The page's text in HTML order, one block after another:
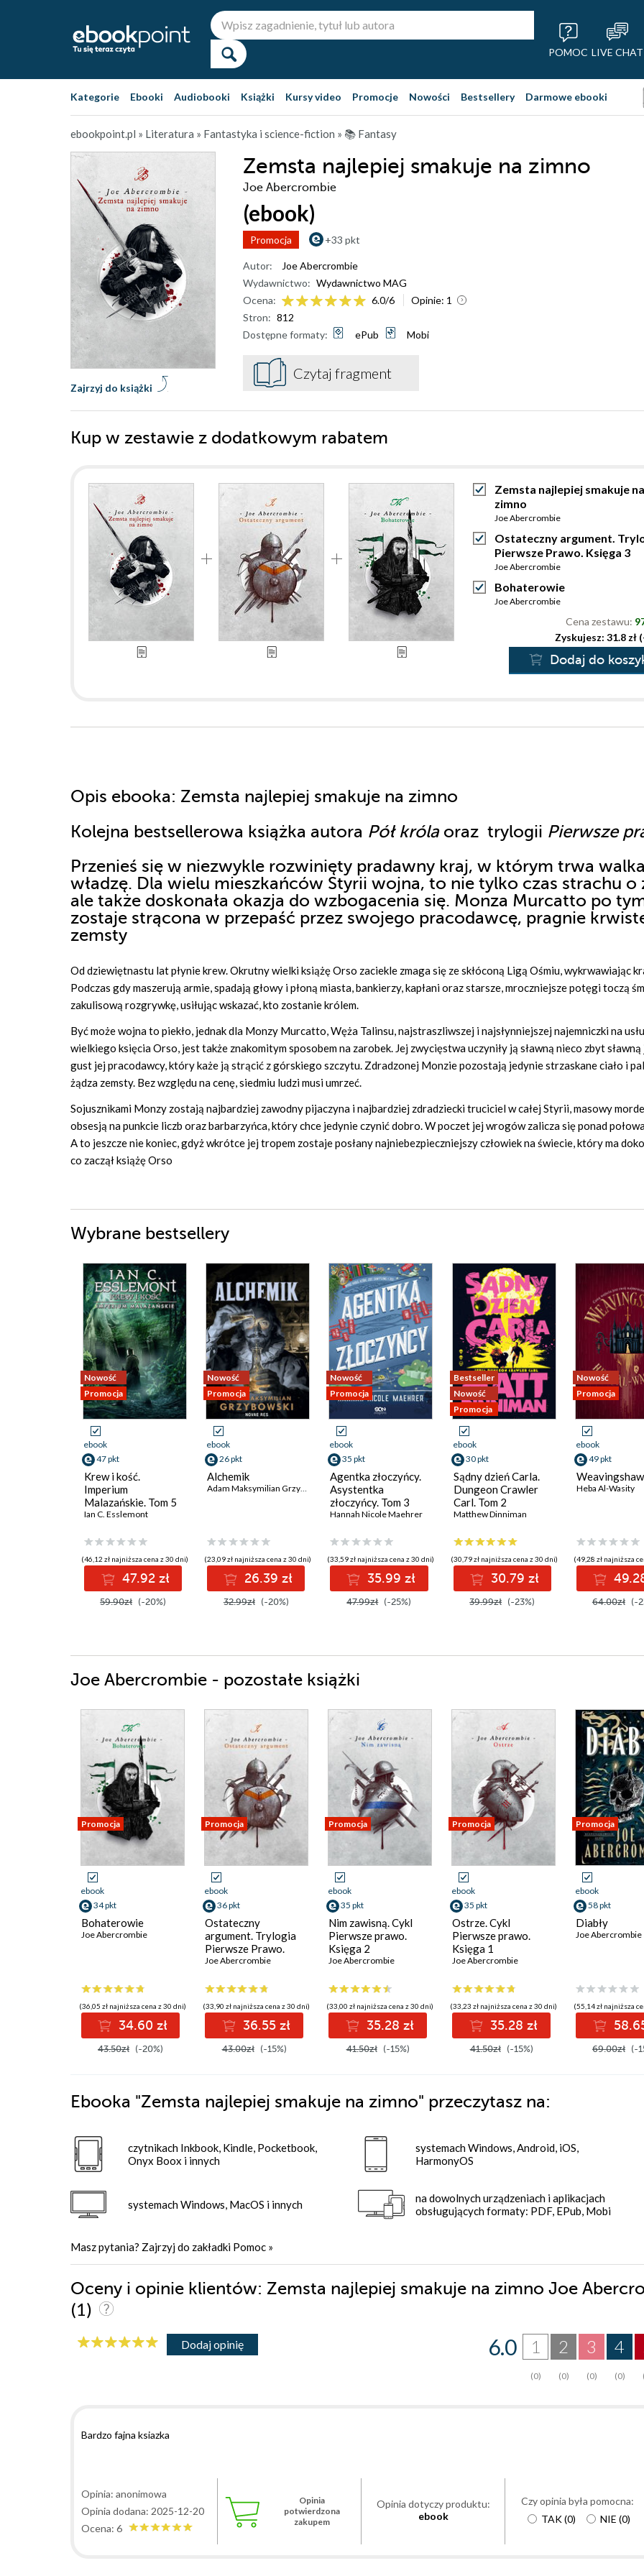
POMOC LIVE CHAT
Kategorie Ebooki Audiobooki Książki Kursy video Promocje Nowości Bestsellery Darmowe ebooki
ebookpoint.pl » Literatura » Fantastyka i science-fiction » 📚 Fantasy
Zemsta najlepiej smakuje na zimno
Joe Abercrombie
(ebook)
Promocja +33 pkt
Zajrzyj do książki
Autor:
Joe Abercrombie
Wydawnictwo: Wydawnictwo MAG
Ocena:
6.0/6 Opinie: 1
Stron: 812
Dostępne formaty:
ePub Mobi
Czytaj fragment
Kup w zestawie z dodatkowym rabatem
Zemsta najlepiej smakuje na
zimno
Joe Abercrombie
Ostateczny argument.
Pierwsze Prawo. Księga 3
Joe Abercrombie
Bohaterowie
Joe Abercrombie
Cena zestawu:
Zyskujesz: 31.8 zł
Dodaj do
Opis ebooka: Zemsta najlepiej smakuje na zimno
Kolejna bestsellerowa książka autora Pół królaoraz trylogii Pierwsze
Przenieś się w niezwykle rozwinięty pradawny kraj, w którym trwa
władzę. Dla wielu mieszkańców Styrii wojna, to nie tylko czas strachu o
ale także doskonała okazja do wzbogacenia się. Monza Murcatto po
zostaje strącona w przepaść przez swojego pracodawcę, pragnie
zemsty
Od dziewiętnastu lat płynie krew. Okrutny wielki książę Orso zaciekle zmaga się ze skłóconą Ligą Ośmiu, wykrwawiając
Podczas gdy maszerują armie, spadają głowy i płoną miasta, bankierzy, kapłani oraz starsze, mroczniejsze potęgi toczą
zakulisową rozgrywkę, usiłując wskazać, kto zostanie królem.
Być może wojna to piekło, jednak dla Monzy Murcatto, Węża Talinsu, najstraszliwszej i najsłynniejszej najemniczki na
wielkiego księcia Orso, jest także znakomitym sposobem na zarobek. Jej zwycięstwa uczyniły ją sławną nieco zbyt sławną
gust jej pracodawcy, który każe ją strącić z górskiego szczytu. Zdradzonej Monzie pozostają jedynie strzaskane ciało i
żądza zemsty. Bez względu na cenę, siedmiu ludzi musi umrzeć.
Sojusznikami Monzy zostają najbardziej zawodny pijaczyna i najbardziej zdradziecki truciciel w całej Styrii, masowy
obsesją na punkcie liczb oraz barbarzyńca, który chce jedynie czynić dobro. W poczet jej wrogów zalicza się ponad
A to jeszcze nie koniec, gdyż wkrótce jej tropem zostaje posłany najniebezpieczniejszy człowiek na świecie, który ma
co zaczął książę Orso
Wybrane bestsellery
Nowość
Promocja
ebook
47 pkt
Krew i kość.
Imperium
Malazańskie. Tom 5
Ian C. Esslemont
(46,12 zł najniższa cena z 30 dni)
47.92 zł
59.90zł (-20%)
Nowość
Promocja
ebook
26 pkt
Alchemik
Adam Maksymilian Grzybowski
(23,09 zł najniższa cena z 30 dni)
26.39 zł
32.99zł (-20%)
Nowość
Promocja
ebook
35 pkt
Agentka złoczyńcy.
Asystentka
złoczyńcy. Tom 3
Hannah Nicole Maehrer
(33,59 zł najniższa cena z 30 dni)
35.99 zł
47.99zł (-25%)
Bestseller
Nowość
Promocja
ebook
30 pkt
Sądny dzień Carla.
Dungeon Crawler
Carl. Tom 2
Matthew Dinniman
(30,79 zł najniższa cena z 30 dni)
30.79 zł
39.99zł (-23%)
Nowość
Promocja
ebook
49 pkt
Weavingshaw
Heba Al-Wasity
(49,28 zł najniższa
64.00zł (-
Joe Abercrombie - pozostałe książki
Promocja
ebook
34 pkt
Bohaterowie
Joe Abercrombie
(36,05 zł najniższa cena z 30 dni)
34.60 zł
43.50zł (-20%)
Promocja
ebook
36 pkt
Ostateczny
argument. Trylogia
Pierwsze Prawo.
Księga 3
Joe Abercrombie
(33,90 zł najniższa cena z 30 dni)
36.55 zł
43.00zł (-15%)
Promocja
ebook
35 pkt
Nim zawisną. Cykl
Pierwsze prawo.
Księga 2
Joe Abercrombie
(33,00 zł najniższa cena z 30 dni)
35.28 zł
41.50zł (-15%)
Promocja
ebook
35 pkt
Ostrze. Cykl
Pierwsze prawo.
Księga 1
Joe Abercrombie
(33,23 zł najniższa cena z 30 dni)
35.28 zł
41.50zł (-15%)
Promocja
ebook
58 pkt
Diabły
Joe Abercrombie
(55,14 zł najniższa
69.00zł (-
Ebooka "Zemsta najlepiej smakuje na zimno" przeczytasz na:
czytnikach Inkbook, Kindle, Pocketbook,
Onyx Boox i innych
systemach Windows, MacOS i innych
systemach Windows, Android, iOS,
HarmonyOS
na dowolnych urządzeniach i aplikacjach
obsługujących formaty: PDF, EPub, Mobi
Masz pytania? Zajrzyj do zakładki Pomoc »
Oceny i opinie klientów: Zemsta najlepiej smakuje na zimno Joe
(1)
Dodaj opinię 4
(0)
3
(0)
2
(0)
1
(0)
6.0
Bardzo fajna ksiazka
Opinia: anonimowa
Opinia dodana: 2025-12-20
Ocena: 6
Opinia
potwierdzona
zakupem
Opinia dotyczy produktu:
ebook
Czy opinia była pomocna:
TAK(0) NIE (0)